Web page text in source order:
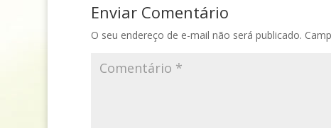
Enviar Comentário
O seu endereço de e-mail não será publicado.